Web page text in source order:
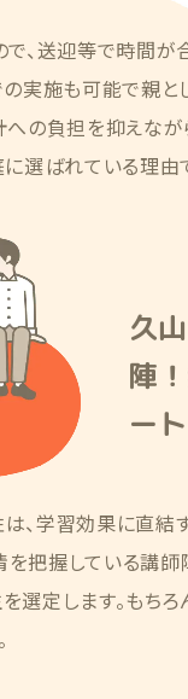
で、送迎等で時間
の実施も可能で親と
への負担を抑えな
に選ばれている理由
久
陣
ート
、学習効果に直結
把握している講師
選定します。もち